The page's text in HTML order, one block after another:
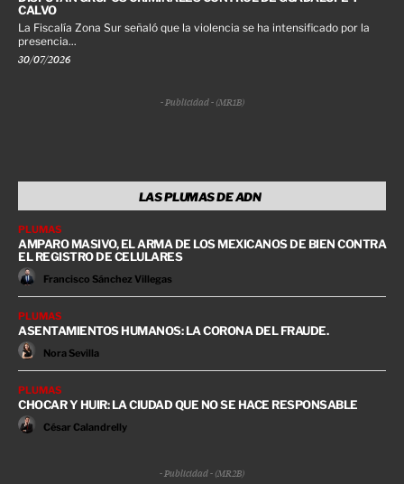
CALVO
La Fiscalía Zona Sur señaló que la violencia se ha intensificado por la
presencia...
30/07/2026
- Publicidad - (MR1B)
LAS PLUMAS DE ADN
PLUMAS
AMPARO MASIVO, EL ARMA DE LOS MEXICANOS DE BIEN CONTRA
EL REGISTRO DE CELULARES
Francisco Sánchez Villegas
PLUMAS
ASENTAMIENTOS HUMANOS: LA CORONA DEL FRAUDE.
Nora Sevilla
PLUMAS
CHOCAR Y HUIR: LA CIUDAD QUE NO SE HACE RESPONSABLE
César Calandrelly
- Publicidad - (MR2B)